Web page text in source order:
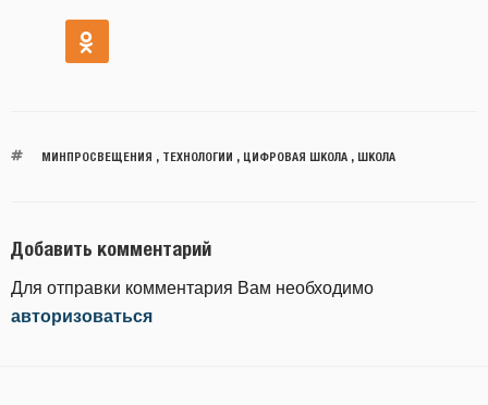
МИНПРОСВЕЩЕНИЯ ТЕХНОЛОГИИ ЦИФРОВАЯ ШКОЛА, ШКОЛА
Добавить комментарий
Для отправки комментария Вам необходимо
авторизоваться